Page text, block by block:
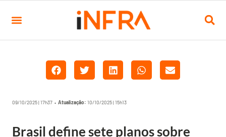
09/10/2025 | 17h37 • Atualização: 10/10/2025 | 15h13
Brasil define sete planos sobre